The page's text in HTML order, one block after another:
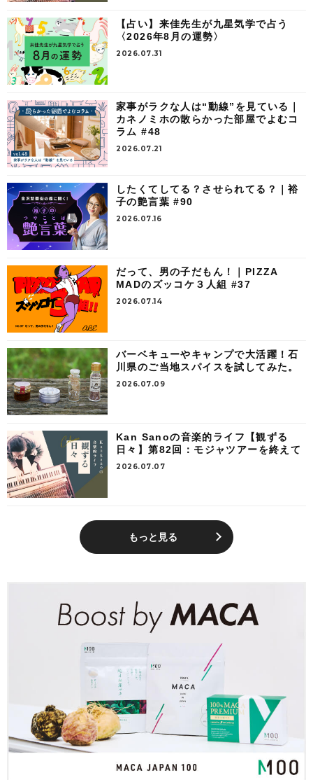
【占い】来佳先生が九星気学で占う
〈2026年8月の運勢〉
2026.07.31
家事がラクな人は“動線”を見ている｜
カネノミホの散らかった部屋でよむコ
ラム #48
2026.07.21
したくてしてる？させられてる？｜裕
子の艶言葉 #90
2026.07.16
だって、男の子だもん！｜PIZZA
MADのズッコケ３人組 #37
2026.07.14
バーベキューやキャンプで大活躍！石
川県のご当地スパイスを試してみた。
2026.07.09
Kan Sanoの音楽的ライフ【観ずる
日々】第82回：モジャツアーを終えて
2026.07.07
もっと見る